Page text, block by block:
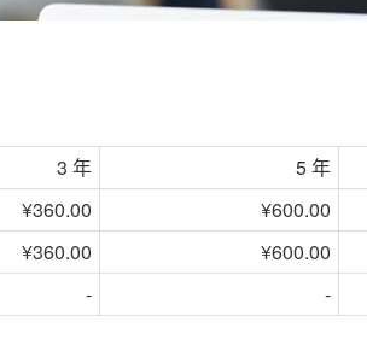
3 年 5 年
¥360.00 ¥600.00
¥360.00 ¥600.00
- -